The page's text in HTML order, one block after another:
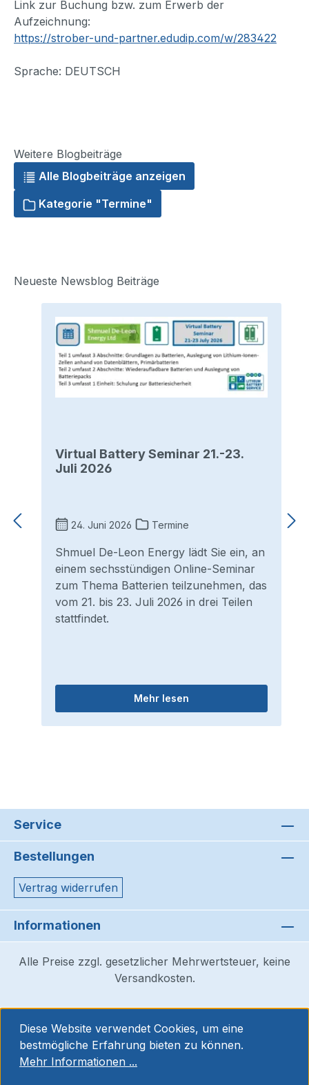
Link zur Buchung bzw. zum Erwerb der
Aufzeichnung:
https://strober-und-partner.edudip.com/w/283422
Sprache: DEUTSCH
Weitere Blogbeiträge
Alle Blogbeiträge anzeigen
Kategorie "Termine"
Neueste Newsblog Beiträge
Virtual Battery Seminar 21.-23.
Juli 2026
24. Juni 2026 Termine
Shmuel De-Leon Energy lädt Sie ein, an
einem sechsstündigen Online-Seminar
zum Thema Batterien teilzunehmen, das
vom 21. bis 23. Juli 2026 in drei Teilen
stattfindet.
Mehr lesen
Service
Bestellungen
Vertrag widerrufen
Informationen
Alle Preise zzgl. gesetzlicher Mehrwertsteuer, keine
Versandkosten.
Diese Website verwendet Cookies, um eine
bestmögliche Erfahrung bieten zu können.
Mehr Informationen ...